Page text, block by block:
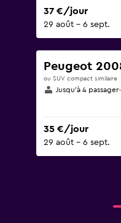
37 €/jour
29 août - 6 sept.
Peugeot
ou SUV compact similaire
Jusqu’à 4
35 €/jour
29 août - 6 sept.